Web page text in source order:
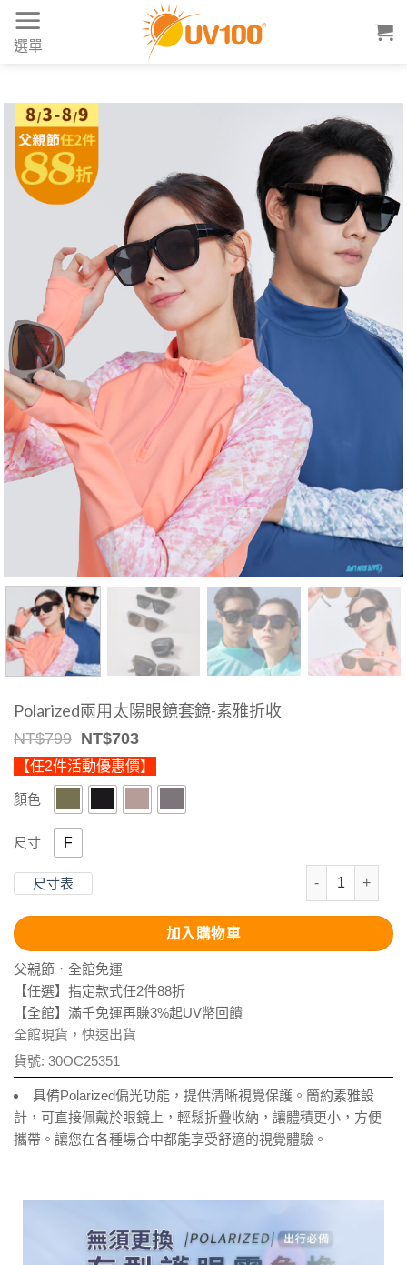
Skip
content
選單
Polarized兩用太陽眼鏡套鏡-素雅折收
NT$799 Original
price
was:
NT$799.
NT$703Current
price
is:
NT$703.
【任2件活動優惠價】
顏色
尺寸 F
尺寸表
Polarized兩用
加入購物車
父親節．全館免運
【任選】指定款式任2件88折
【全館】滿千免運再賺3%起UV幣回饋
全館現貨，快速出貨
貨號: 30OC25351
具備Polarized偏光功能，提供清晰視覺保護。簡約素雅設
計，可直接佩戴於眼鏡上，輕鬆折疊收納，讓體積更小，方便
攜帶。讓您在各種場合中都能享受舒適的視覺體驗。